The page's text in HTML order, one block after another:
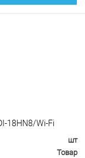
18HN8/Wi-Fi
шт
Товар